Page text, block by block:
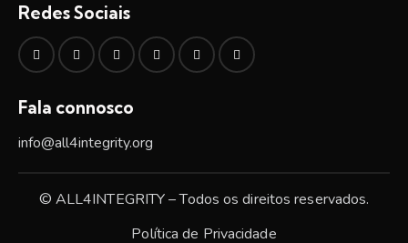
Redes Sociais
Fala connosco
info@all4integrity.org
© ALL4INTEGRITY – Todos os direitos reservados.
Política de Privacidade